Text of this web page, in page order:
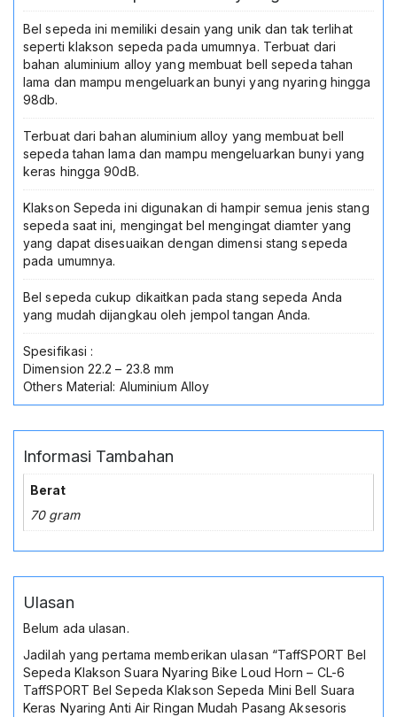
Ringan
Pasang
Aksesoris
Sepeda
Dewasa
Sepeda
CL-
Bel
Klakson
Sepeda
Lipat
Fixie
Roadbike
(salin)
Bel sepeda ini memiliki desain yang unik dan tak terlihat
seperti klakson sepeda pada umumnya. Terbuat dari
bahan aluminium alloy yang membuat bell sepeda tahan
lama dan mampu mengeluarkan bunyi yang nyaring hingga
98db.
Terbuat dari bahan aluminium alloy yang membuat bell
sepeda tahan lama dan mampu mengeluarkan bunyi yang
keras hingga 90dB.
Klakson Sepeda ini digunakan di hampir semua jenis stang
sepeda saat ini, mengingat bel mengingat diamter yang
yang dapat disesuaikan dengan dimensi stang sepeda
pada umumnya.
Bel sepeda cukup dikaitkan pada stang sepeda Anda
yang mudah dijangkau oleh jempol tangan Anda.
Spesifikasi :
Dimension 22.2 – 23.8 mm
Others Material: Aluminium Alloy
Informasi Tambahan
Berat
70 gram
Ulasan
Belum ada ulasan.
Jadilah yang pertama memberikan ulasan “TaffSPORT Bel
Sepeda Klakson Suara Nyaring Bike Loud Horn – CL-6
TaffSPORT Bel Sepeda Klakson Sepeda Mini Bell Suara
Keras Nyaring Anti Air Ringan Mudah Pasang Aksesoris